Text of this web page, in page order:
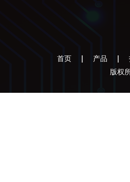
首页 产品
版权